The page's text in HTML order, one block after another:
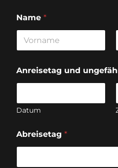
Name *
Anreisetag und
Datum
Abreisetag *